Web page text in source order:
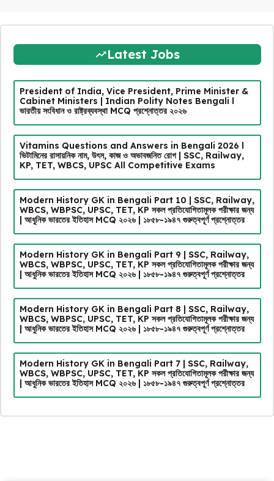
Latest Jobs
President of India, Vice President, Prime Minister &
Cabinet Ministers | Indian Polity Notes Bengali l
ভারতীয় সংবিধান ও রাষ্ট্রব্যবস্থা MCQ প্রশ্নোত্তর ২০২৬
Vitamins Questions and Answers in Bengali 2026 l
ভিটামিনের রাসায়নিক নাম, উৎস, কাজ ও অভাবজনিত রোগ | SSC, Railway,
KP, TET, WBCS, UPSC All Competitive Exams
Modern History GK in Bengali Part 10 | SSC, Railway,
WBCS, WBPSC, UPSC, TET, KP সকল প্রতিযোগিতামূলক পরীক্ষার জন্য
| আধুনিক ভারতের ইতিহাস MCQ ২০২৬ | ১৮৫৮-১৯৪৭ গুরুত্বপূর্ণ প্রশ্নোত্তর
Modern History GK in Bengali Part 9 | SSC, Railway,
WBCS, WBPSC, UPSC, TET, KP সকল প্রতিযোগিতামূলক পরীক্ষার জন্য
| আধুনিক ভারতের ইতিহাস MCQ ২০২৬ | ১৮৫৮-১৯৪৭ গুরুত্বপূর্ণ প্রশ্নোত্তর
Modern History GK in Bengali Part 8 | SSC, Railway,
WBCS, WBPSC, UPSC, TET, KP সকল প্রতিযোগিতামূলক পরীক্ষার জন্য
| আধুনিক ভারতের ইতিহাস MCQ ২০২৬ | ১৮৫৮-১৯৪৭ গুরুত্বপূর্ণ প্রশ্নোত্তর
Modern History GK in Bengali Part 7 | SSC, Railway,
WBCS, WBPSC, UPSC, TET, KP সকল প্রতিযোগিতামূলক পরীক্ষার জন্য
| আধুনিক ভারতের ইতিহাস MCQ ২০২৬ | ১৮৫৮-১৯৪৭ গুরুত্বপূর্ণ প্রশ্নোত্তর